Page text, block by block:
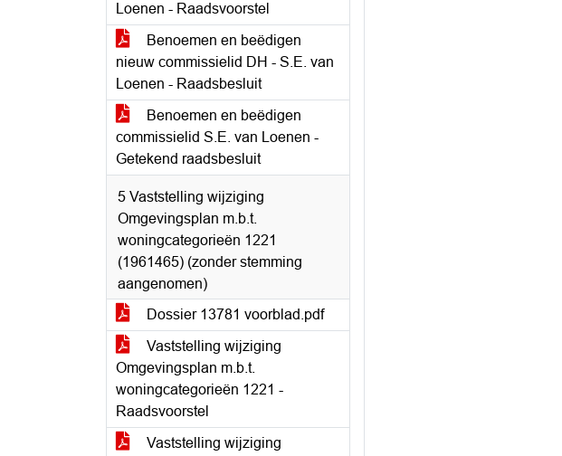
Loenen - Raadsvoorstel
Benoemen en beëdigen
nieuw commissielid DH - S.E. van
Loenen - Raadsbesluit
Benoemen en beëdigen
commissielid S.E. van Loenen -
Getekend raadsbesluit
5 Vaststelling wijziging
Omgevingsplan m.b.t.
woningcategorieën 1221
(1961465) (zonder stemming
aangenomen)
Dossier 13781 voorblad.pdf
Vaststelling wijziging
Omgevingsplan m.b.t.
woningcategorieën 1221 -
Raadsvoorstel
Vaststelling wijziging